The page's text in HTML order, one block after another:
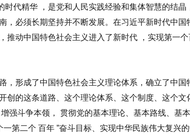
时代精华
，是党和人民实践经验和集体智慧的结晶
，必须长期坚持并不断发展。在习近平新时代中国
推动中国特色社会主义进入了新时代
，实现第一
，形成了中国特色社会主义理论体系，确立了中国
创的这条道路、这个理论体系、这个制度、这个文
强斗争本领， 贯彻党的基本理论、基本路线、基
一第二个 百年 ”奋斗目标、实现中华民族伟大复兴